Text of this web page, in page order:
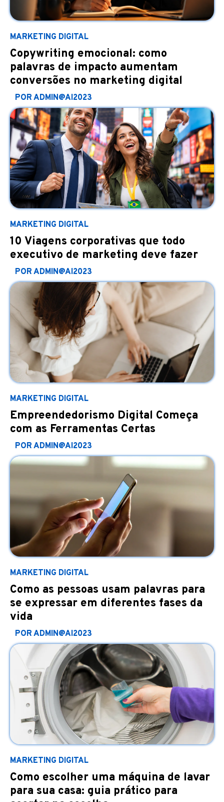
MARKETING DIGITAL
Copywriting emocional: como
palavras de impacto aumentam
conversões no marketing digital
POR ADMIN@AI2023
MARKETING DIGITAL
10 Viagens corporativas que todo
executivo de marketing deve fazer
POR ADMIN@AI2023
MARKETING DIGITAL
Empreendedorismo Digital Começa
com as Ferramentas Certas
POR ADMIN@AI2023
MARKETING DIGITAL
Como as pessoas usam palavras para
se expressar em diferentes fases da
vida
POR ADMIN@AI2023
MARKETING DIGITAL
Como escolher uma máquina de lavar
para sua casa: guia prático para